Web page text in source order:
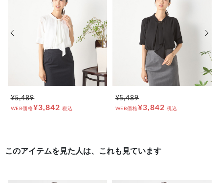
¥5,489
WEB価格¥3,842 税込
¥5,489
WEB価格¥3,842 税込
前の画像
このアイテムを見た人は、これも見ています